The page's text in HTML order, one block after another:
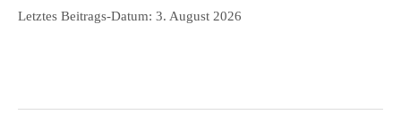
Letztes Beitrags-Datum: 3. August 2026